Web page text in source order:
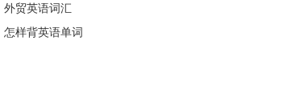
外贸英语词汇
怎样背英语单词